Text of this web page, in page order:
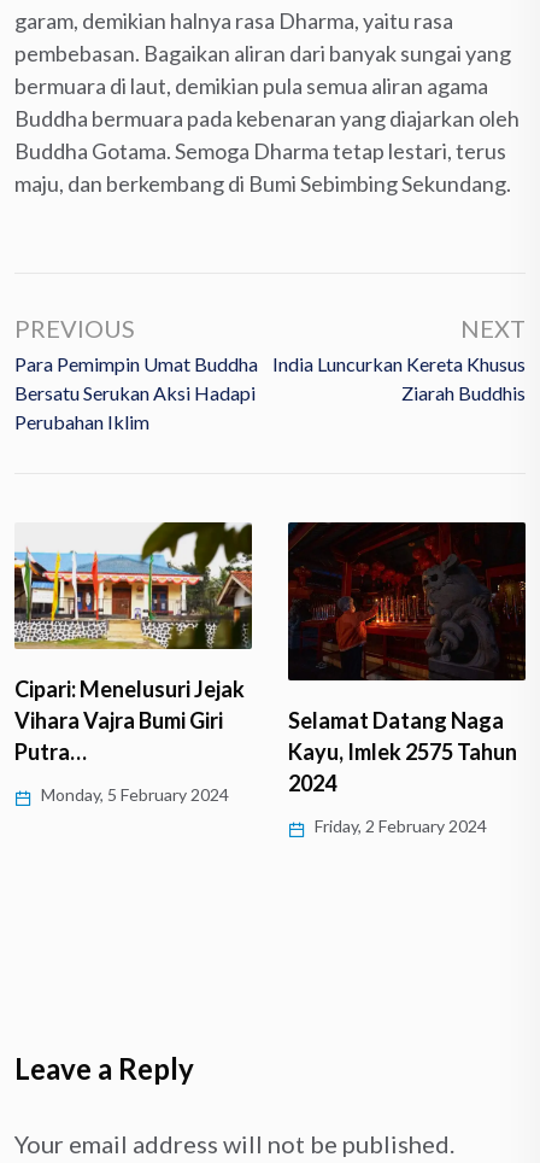
garam, demikian halnya rasa Dharma, yaitu rasa
pembebasan. Bagaikan aliran dari banyak sungai yang
bermuara di laut, demikian pula semua aliran agama
Buddha bermuara pada kebenaran yang diajarkan oleh
Buddha Gotama. Semoga Dharma tetap lestari, terus
maju, dan berkembang di Bumi Sebimbing Sekundang.
PREVIOUS
Para Pemimpin Umat Buddha
Bersatu Serukan Aksi Hadapi
Perubahan Iklim
NEXT
India Luncurkan Kereta Khusus
Ziarah Buddhis
Cipari: Menelusuri Jejak
Vihara Vajra Bumi Giri
Putra…
Monday, 5 February 2024
Selamat Datang Naga
Kayu, Imlek 2575 Tahun
2024
Friday, 2 February 2024
Leave a Reply
Your email address will not be published.